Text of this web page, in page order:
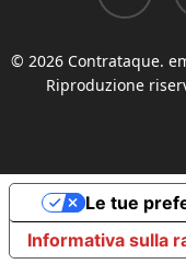
© 2026 Contrataque.
Riproduzione
Informativa sulla
Le tue